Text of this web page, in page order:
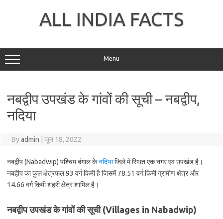
ALL INDIA FACTS
Menu
नबद्वीप उपखंड के गांवों की सूची – नबद्वीप,
नदिया
Byadmin जून 18, 2022
नबद्वीप (Nabadwip) पश्चिम बंगाल केनदियाजिले में स्थित एक नगर एवं उपखंड है।
नबद्वीप का कुल क्षेत्रफल 93 वर्ग किमी है जिसमें 78.51 वर्ग किमी ग्रामीण क्षेत्र और
14.66 वर्ग किमी शहरी क्षेत्र शामिल है।
नबद्वीप उपखंड के गांवों की सूची (Villages in Nabadwip)